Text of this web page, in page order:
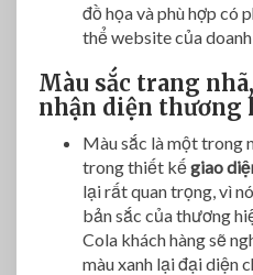
đồ họa và phù hợp có
thể website của
Màu sắc trang
nhận diện thương
Màu sắc là một trong
trong thiết kếgiao
lại rất quan trọng, vì
bản sắc của thương
Cola khách hàng sẽ
màu xanh lại đại diện